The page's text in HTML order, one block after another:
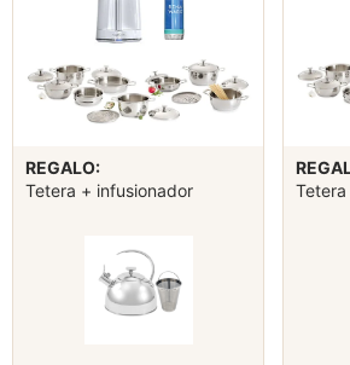
REGALO:
Tetera + infusionador